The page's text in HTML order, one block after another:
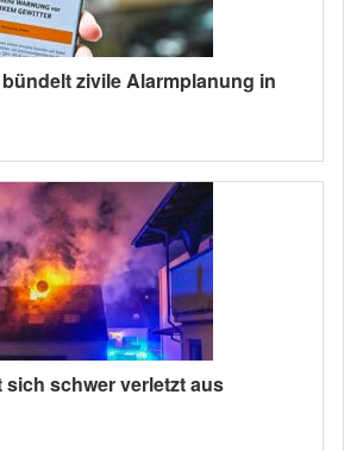
zivile Alarmplanung in
schwer verletzt aus